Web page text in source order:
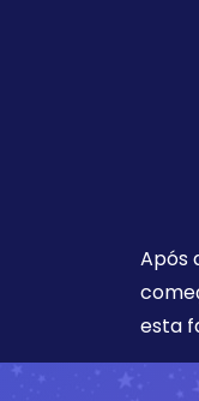
Após
esta